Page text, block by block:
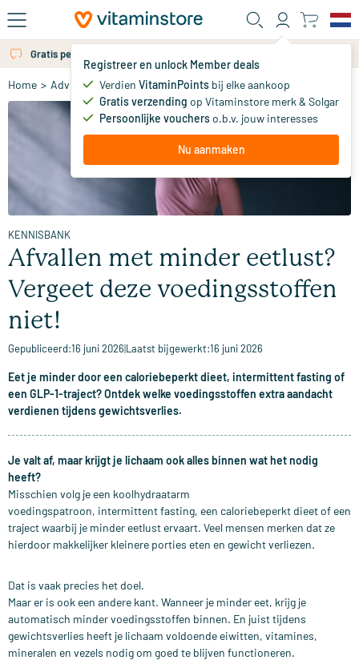
Ga naar de hoofdinhoud
Registreer en unlock Member deals
Verdien VitaminPoints bij elke aankoop
Gratis verzending op Vitaminstore merk & Solgar
Persoonlijke voucherso.b.v. jouw interesses
Nu aanmaken
Gratis persoonlijk advies via chat of email
Home > Advies > Kennisbank > Afvallen met minder eetlust?
KENNISBANK
Afvallen met minder eetlust?
Vergeet deze voedingsstoffen
niet!
Gepubliceerd:16 juni 2026|Laatst bijgewerkt:16 juni 2026
Eet je minder door een caloriebeperkt dieet, intermittent fasting of
een GLP-1-traject? Ontdek welke voedingsstoffen extra aandacht
verdienen tijdens gewichtsverlies.
Je valt af, maar krijgt je lichaam ook alles binnen wat het nodig
heeft?
Misschien volg je een koolhydraatarm
voedingspatroon, intermittent fasting, een caloriebeperkt dieet of een
traject waarbij je minder eetlust ervaart. Veel mensen merken dat ze
hierdoor makkelijker kleinere porties eten en gewicht verliezen.
Dat is vaak precies het doel.
Maar er is ook een andere kant. Wanneer je minder eet, krijg je
automatisch minder voedingsstoffen binnen. En juist tijdens
gewichtsverlies heeft je lichaam voldoende eiwitten, vitamines,
mineralen en vezels nodig om goed te blijven functioneren.